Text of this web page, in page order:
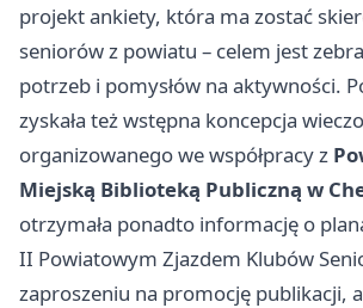
projekt ankiety, która ma zostać
seniorów z powiatu – celem jest
potrzeb i pomysłów na aktywności.
zyskała też wstępna koncepcja
organizowanego we współpracy z
Miejską Biblioteką Publiczną w
otrzymała ponadto informację o
II Powiatowym Zjazdem Klubów
zaproszeniu na promocję publikacji,